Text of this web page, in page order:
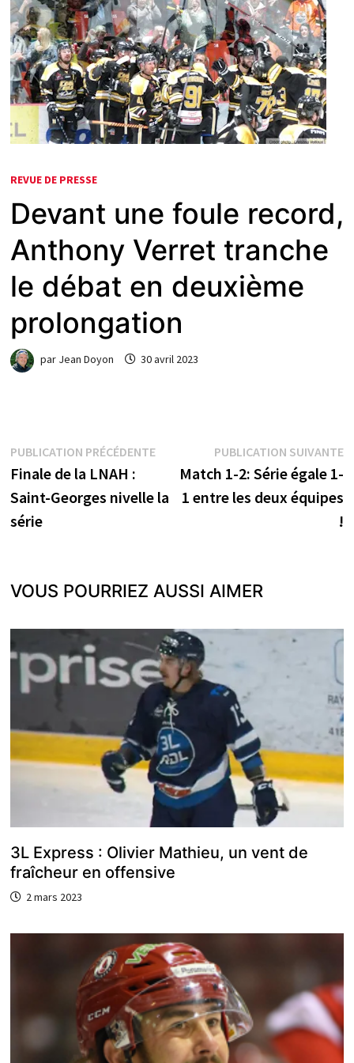
REVUE DE PRESSE
Devant une foule record,
Anthony Verret tranche
le débat en deuxième
prolongation
par Jean Doyon 30 avril 2023
Navigation
de
l’article
PUBLICATION PRÉCÉDENTEPublication
précédente :
Finale de la LNAH :
Saint-Georges nivelle la
série
PUBLICATION SUIVANTE
Match 1-2: Série égale 1-
1 entre les deux équipes
!
VOUS POURRIEZ AUSSI AIMER
3L Express : Olivier Mathieu, un vent de
fraîcheur en offensive
2 mars 2023